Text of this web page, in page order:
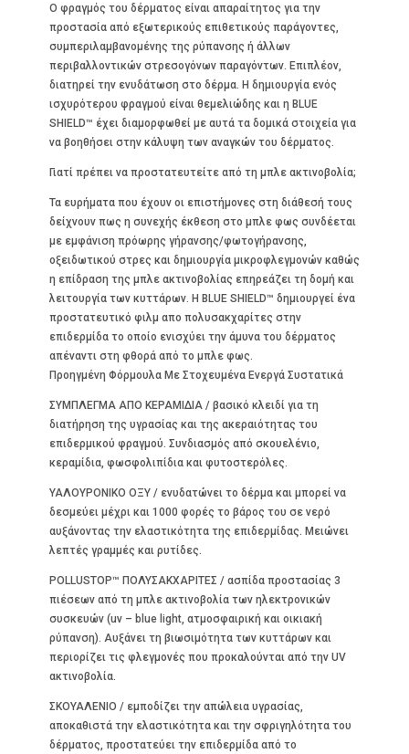
Ο φραγμός του δέρματος είναι απαραίτητος για την
προστασία από εξωτερικούς επιθετικούς παράγοντες,
συμπεριλαμβανομένης της ρύπανσης ή άλλων
περιβαλλοντικών στρεσογόνων παραγόντων. Επιπλέον,
διατηρεί την ενυδάτωση στο δέρμα. Η δημιουργία ενός
ισχυρότερου φραγμού είναι θεμελιώδης και η BLUE
SHIELD™ έχει διαμορφωθεί με αυτά τα δομικά στοιχεία για
να βοηθήσει στην κάλυψη των αναγκών του δέρματος.
Γιατί πρέπει να προστατευτείτε από τη μπλε ακτινοβολία;
Τα ευρήματα που έχουν οι επιστήμονες στη διάθεσή τους
δείχνουν πως η συνεχής έκθεση στο μπλε φως συνδέεται
με εμφάνιση πρόωρης γήρανσης/φωτογήρανσης,
οξειδωτικού στρες και δημιουργία μικροφλεγμονών καθώς
η επίδραση της μπλε ακτινοβολίας επηρεάζει τη δομή και
λειτουργία των κυττάρων. Η BLUE SHIELD™ δημιουργεί ένα
προστατευτικό φιλμ απο πολυσακχαρίτες στην
επιδερμίδα το οποίο ενισχύει την άμυνα του δέρματος
απέναντι στη φθορά από το μπλε φως.
Προηγμένη Φόρμουλα Με Στοχευμένα Ενεργά Συστατικά
ΣΥΜΠΛΕΓΜΑ ΑΠΟ ΚΕΡΑΜΙΔΙΑ / βασικό κλειδί για τη
διατήρηση της υγρασίας και της ακεραιότητας του
επιδερμικού φραγμού. Συνδιασμός από σκουελένιο,
κεραμίδια, φωσφολιπίδια και φυτοστερόλες.
ΥΑΛΟΥΡΟΝΙΚΟ ΟΞΥ / ενυδατώνει το δέρμα και μπορεί να
δεσμεύει μέχρι και 1000 φορές το βάρος του σε νερό
αυξάνοντας την ελαστικότητα της επιδερμίδας. Μειώνει
λεπτές γραμμές και ρυτίδες.
POLLUSTOP™ ΠΟΛΥΣΑΚΧΑΡΙΤΕΣ / ασπίδα προστασίας 3
πιέσεων από τη μπλε ακτινοβολία των ηλεκτρονικών
συσκευών (uv – blue light, ατμοσφαιρική και οικιακή
ρύπανση). Αυξάνει τη βιωσιμότητα των κυττάρων και
περιορίζει τις φλεγμονές που προκαλούνται από την UV
ακτινοβολία.
ΣΚΟΥΑΛΕΝΙΟ / εμποδίζει την απώλεια υγρασίας,
αποκαθιστά την ελαστικότητα και την σφριγηλότητα του
δέρματος, προστατεύει την επιδερμίδα από το